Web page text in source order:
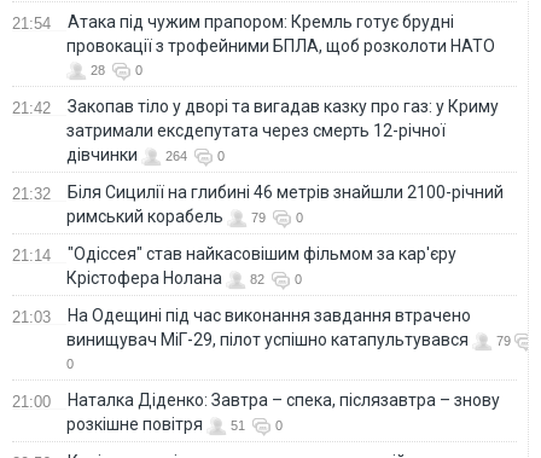
21:54
Атака під чужим прапором: Кремль готує брудні
провокації з трофейними БПЛА, щоб розколоти НАТО
28 0
21:42
Закопав тіло у дворі та вигадав казку про газ: у Криму
затримали ексдепутата через смерть 12-річної
дівчинки
264 0
21:32
Біля Сицилії на глибині 46 метрів знайшли 2100-річний
римський корабель
79 0
21:14
"Одіссея" став найкасовішим фільмом за кар'єру
Крістофера Нолана
82 0
21:03
На Одещині під час виконання завдання втрачено
винищувач МіГ-29, пілот успішно катапультувався
79
0
21:00
Наталка Діденко: Завтра – спека, післязавтра – знову
розкішне повітря
51 0